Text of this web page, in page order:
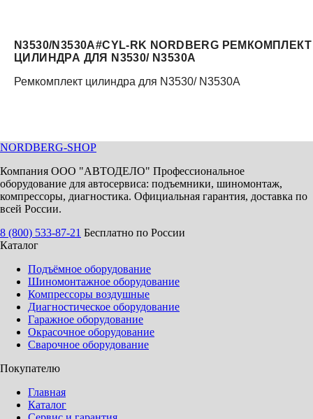
N3530/N3530A#CYL-RK NORDBERG РЕМКОМПЛЕКТ
ЦИЛИНДРА ДЛЯ N3530/ N3530A
Ремкомплект цилиндра для N3530/ N3530A
NORDBERG-SHOP
Компания ООО "АВТОДЕЛО" Профессиональное
оборудование для автосервиса: подъемники, шиномонтаж,
компрессоры, диагностика. Официальная гарантия, доставка по
всей России.
8 (800) 533-87-21 Бесплатно по России
Каталог
Подъёмное оборудование
Шиномонтажное оборудование
Компрессоры воздушные
Диагностическое оборудование
Гаражное оборудование
Окрасочное оборудование
Сварочное оборудование
Покупателю
Главная
Каталог